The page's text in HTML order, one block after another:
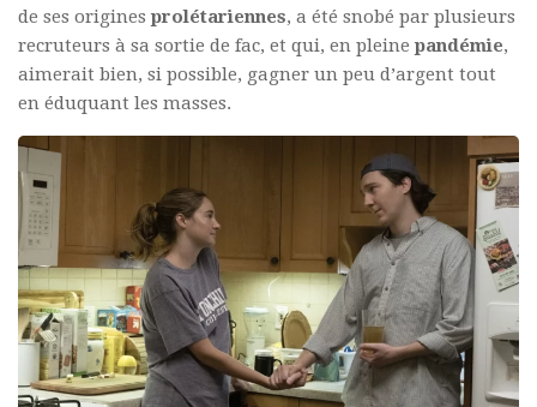
de ses origines prolétariennes, a été snobé par plusieurs
recruteurs à sa sortie de fac, et qui, en pleine pandémie,
aimerait bien, si possible, gagner un peu d’argent tout
en éduquant les masses.